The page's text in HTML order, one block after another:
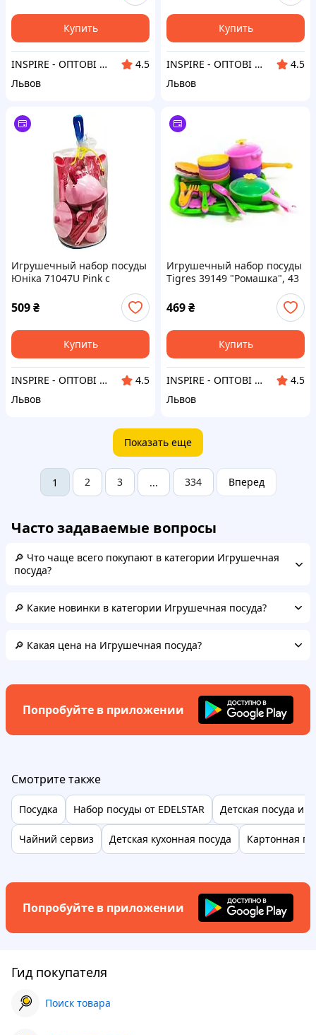
Купить
INSPIRE - ОПТОВІ ПРОДАЖІ ТА БЕЗГОТІВКА ДЛЯ БІЗНЕСУ
4.5
Львов
Купить
INSPIRE - ОПТОВІ ПРОДАЖІ ТА БЕЗГОТІВКА ДЛЯ БІЗНЕСУ
4.5
Львов
Игрушечный набор посуды
Юніка 71047U Pink с
509₴
Купить
INSPIRE - ОПТОВІ ПРОДАЖІ ТА БЕЗГОТІВКА ДЛЯ БІЗНЕСУ
4.5
Львов
Игрушечный набор посуды
Tigres 39149 "Ромашка", 43
469₴
Купить
INSPIRE - ОПТОВІ ПРОДАЖІ ТА БЕЗГОТІВКА ДЛЯ БІЗНЕСУ
4.5
Львов
Показать еще
1 2 3 ... 334 Вперед
Часто задаваемые вопросы
🔎 Что чаще всего покупают в категории Игрушечная
посуда?
🔎 Какие новинки в категории Игрушечная посуда?
🔎 Какая цена на Игрушечная посуда?
Попробуйте в приложении
Смотрите также
Посудка Набор посуды от EDELSTAR Детская посуда
Чайний сервиз Детская кухонная посуда Картонная
Попробуйте в приложении
Гид покупателя
Поиск товара